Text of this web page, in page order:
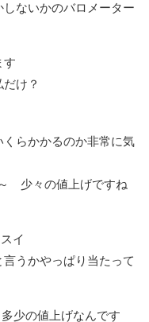
ないかのバロメーター
す
け？
らかかるのか非常に気
少々の値上げですね
イ
うかやっぱり当たって
少の値上げなんです